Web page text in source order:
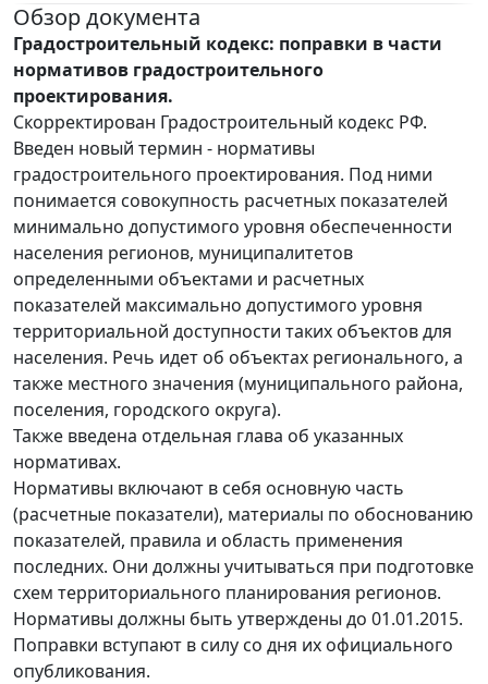
Обзор документа
Градостроительный кодекс: поправки в части
нормативов градостроительного
проектирования.
Скорректирован Градостроительный кодекс РФ.
Введен новый термин - нормативы
градостроительного проектирования. Под ними
понимается совокупность расчетных показателей
минимально допустимого уровня обеспеченности
населения регионов, муниципалитетов
определенными объектами и расчетных
показателей максимально допустимого уровня
территориальной доступности таких объектов для
населения. Речь идет об объектах регионального, а
также местного значения (муниципального района,
поселения, городского округа).
Также введена отдельная глава об указанных
нормативах.
Нормативы включают в себя основную часть
(расчетные показатели), материалы по обоснованию
показателей, правила и область применения
последних. Они должны учитываться при подготовке
схем территориального планирования регионов.
Нормативы должны быть утверждены до 01.01.2015.
Поправки вступают в силу со дня их официального
опубликования.